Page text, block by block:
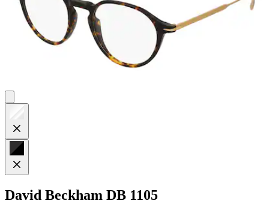
David Beckham DB 1105